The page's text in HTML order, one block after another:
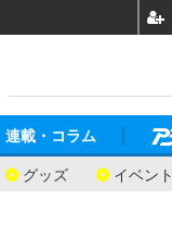
グッズ イベント
連載・コラム